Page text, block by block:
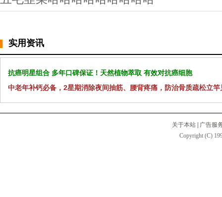
实用资讯
抗癌明星组合 多年口碑保证！天然植物萃取 有效对抗癌细胞
中老年补钙必备，2星期消除夜间抽筋、腰背疼痛，防治骨质疏松立竿
关于本站
广告服
Copyright (C)